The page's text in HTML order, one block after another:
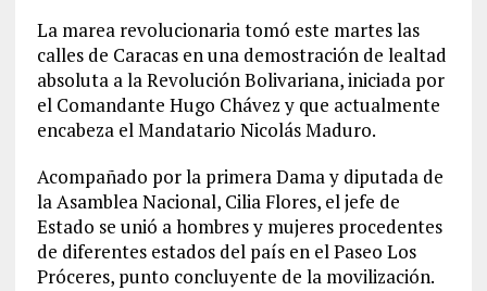
La marea revolucionaria tomó este martes las
calles de Caracas en una demostración de lealtad
absoluta a la Revolución Bolivariana, iniciada por
el Comandante Hugo Chávez y que actualmente
encabeza el Mandatario Nicolás Maduro.
Acompañado por la primera Dama y diputada de
la Asamblea Nacional, Cilia Flores, el jefe de
Estado se unió a hombres y mujeres procedentes
de diferentes estados del país en el Paseo Los
Próceres, punto concluyente de la movilización.